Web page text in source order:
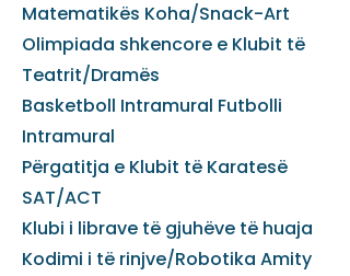
Matematikës Koha/Snack-Art
Olimpiada shkencore e Klubit të
Teatrit/Dramës
Basketboll Intramural Futbolli
Intramural
Përgatitja e Klubit të Karatesë
SAT/ACT
Klubi i librave të gjuhëve të huaja
Kodimi i të rinjve/Robotika Amity